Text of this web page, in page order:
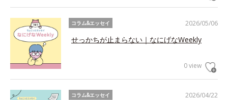
2026/05/06
コラム&エッセイ
せっかちが止まらない｜なにげなWeekly
0 view
2026/04/22
コラム&エッセイ